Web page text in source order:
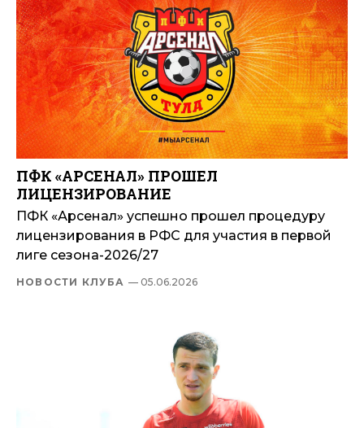
ПФК «АРСЕНАЛ» ПРОШЕЛ
ЛИЦЕНЗИРОВАНИЕ
ПФК «Арсенал» успешно прошел процедуру
лицензирования в РФС для участия в первой
лиге сезона-2026/27
НОВОСТИ КЛУБА — 05.06.2026